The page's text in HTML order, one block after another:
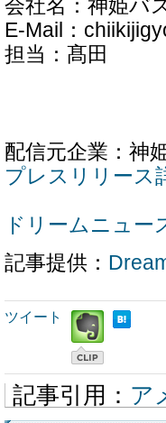
会社名：神姫バ
E-Mail：
担当：髙田
配信元企業：神
プレスリリース
ドリームニュー
記事提供：
ツイート
記事引用： ア